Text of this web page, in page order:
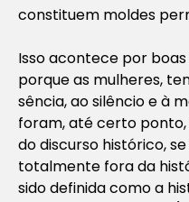
constituem moldes
Isso acontece por
porque as mulheres,
sência, ao silêncio e à
foram, até certo
do discurso histórico,
totalmente fora da
sido definida como a